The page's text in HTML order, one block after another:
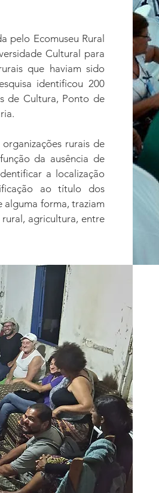
pelo Ecomuseu Rural
Cultural para
que haviam sido
identificou 200
de Cultura, Ponto de
rurais de
da ausência de
a localização
ao título dos
alguma forma, traziam
rural, agricultura, entre